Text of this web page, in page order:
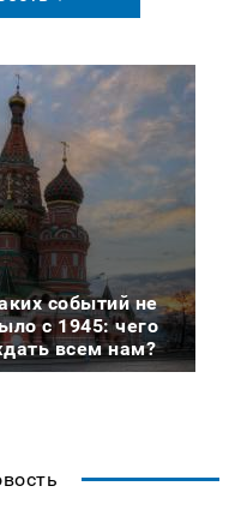
событий не
с 1945: чего
всем нам?